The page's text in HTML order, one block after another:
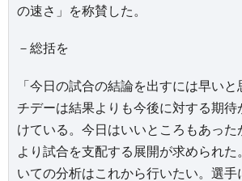
の速さ」を称賛した。
－総括を
「今日の試合の結論を出すには早い
チデーは結果よりも今後に対する期待
けている。今日はいいところもあった
より試合を支配する展開が求められた
いての分析はこれから行いたい。選手